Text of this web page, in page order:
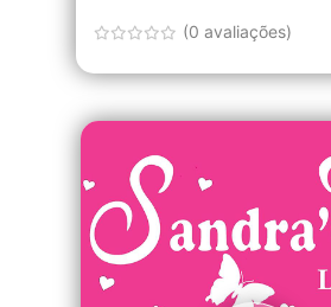
(0 avaliações)